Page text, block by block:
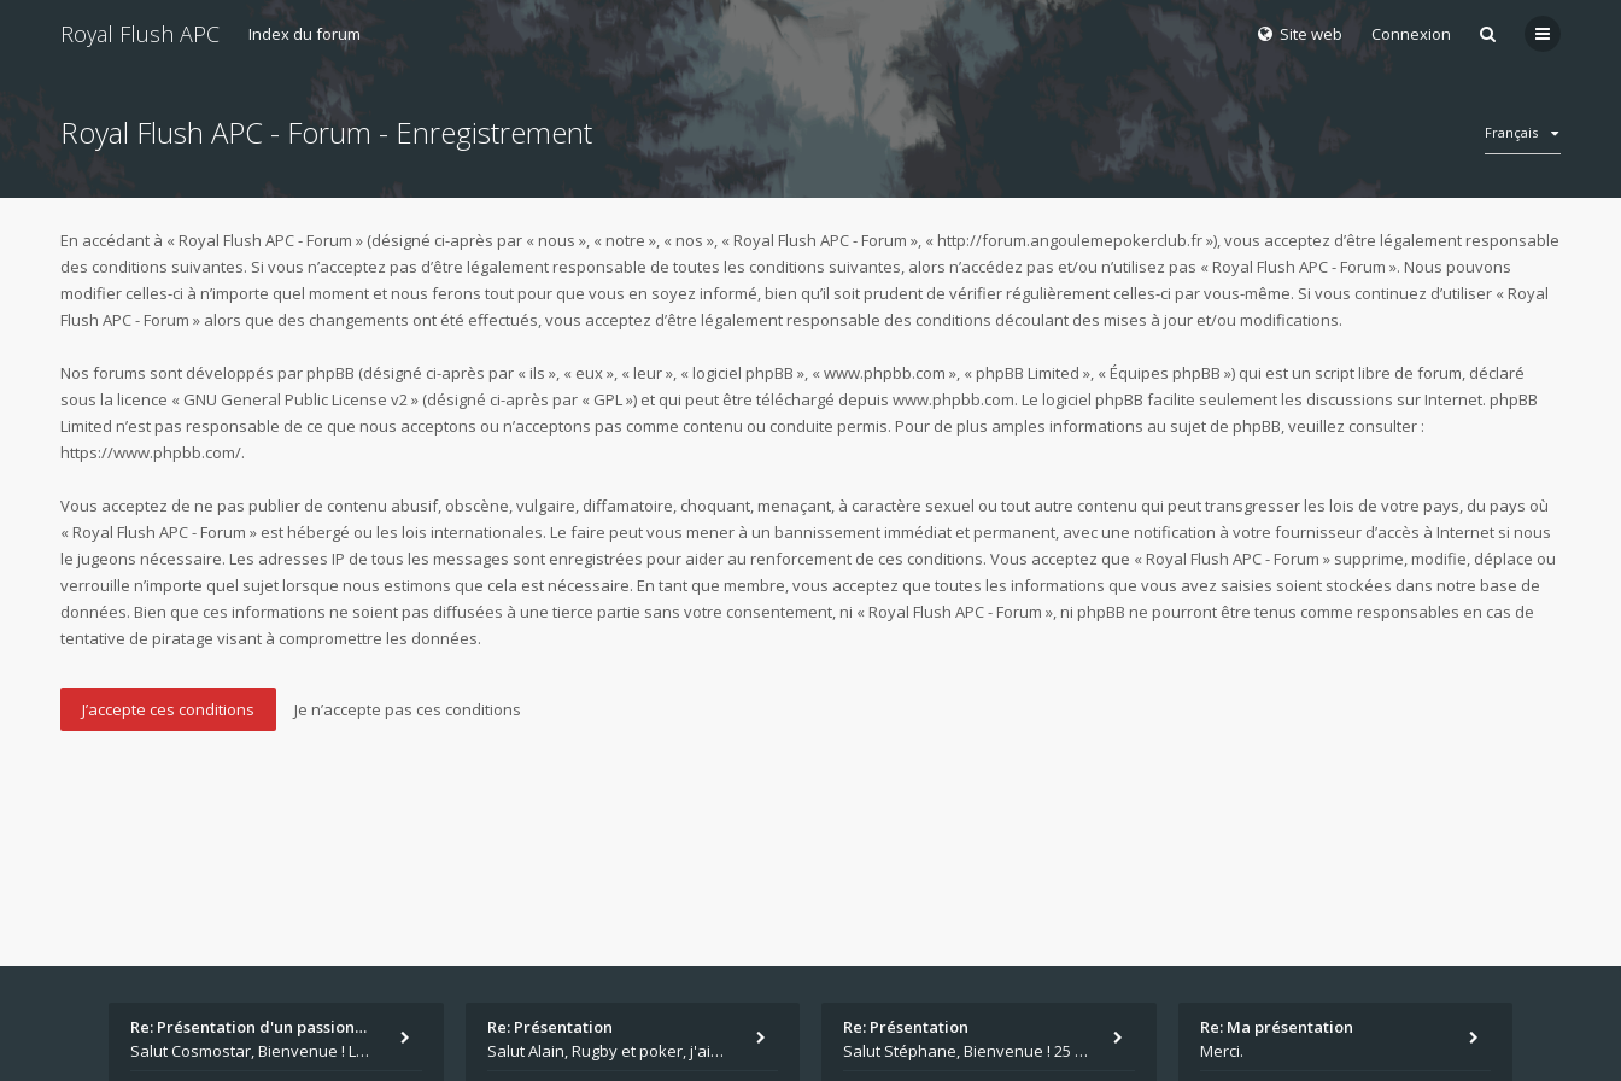
Royal Flush APC Site web Connexion
Index du forum
Royal Flush APC - Forum - Enregistrement Français
En accédant à « Royal Flush APC - Forum » (désigné ci-après par « nous », « notre », « nos », « Royal Flush APC - Forum », « http://forum.angoulemepokerclub.fr »), vous acceptez d’être légalement responsable
des conditions suivantes. Si vous n’acceptez pas d’être légalement responsable de toutes les conditions suivantes, alors n’accédez pas et/ou n’utilisez pas « Royal Flush APC - Forum ». Nous pouvons
modifier celles-ci à n’importe quel moment et nous ferons tout pour que vous en soyez informé, bien qu’il soit prudent de vérifier régulièrement celles-ci par vous-même. Si vous continuez d’utiliser « Royal
Flush APC - Forum » alors que des changements ont été effectués, vous acceptez d’être légalement responsable des conditions découlant des mises à jour et/ou modifications.
Nos forums sont développés par phpBB (désigné ci-après par « ils », « eux », « leur », « logiciel phpBB », « www.phpbb.com », « phpBB Limited », « Équipes phpBB ») qui est un script libre de forum, déclaré
sous la licence « GNU General Public License v2» (désigné ci-après par « GPL ») et qui peut être téléchargé depuis www.phpbb.com. Le logiciel phpBB facilite seulement les discussions sur Internet. phpBB
Limited n’est pas responsable de ce que nous acceptons ou n’acceptons pas comme contenu ou conduite permis. Pour de plus amples informations au sujet de phpBB, veuillez consulter :
https://www.phpbb.com/.
Vous acceptez de ne pas publier de contenu abusif, obscène, vulgaire, diffamatoire, choquant, menaçant, à caractère sexuel ou tout autre contenu qui peut transgresser les lois de votre pays, du pays où
« Royal Flush APC - Forum » est hébergé ou les lois internationales. Le faire peut vous mener à un bannissement immédiat et permanent, avec une notification à votre fournisseur d’accès à Internet si nous
le jugeons nécessaire. Les adresses IP de tous les messages sont enregistrées pour aider au renforcement de ces conditions. Vous acceptez que « Royal Flush APC - Forum » supprime, modifie, déplace ou
verrouille n’importe quel sujet lorsque nous estimons que cela est nécessaire. En tant que membre, vous acceptez que toutes les informations que vous avez saisies soient stockées dans notre base de
données. Bien que ces informations ne soient pas diffusées à une tierce partie sans votre consentement, ni « Royal Flush APC - Forum », ni phpBB ne pourront être tenus comme responsables en cas de
tentative de piratage visant à compromettre les données.
Re: Présentation d'un passion…
Salut Cosmostar, Bienvenue ! Les paris sportifs en plus du poker, c'est ce que je fais aussi. Surtout la NBA, je mise su
Re: Présentation
Salut Alain, Rugby et poker, j'aime bien le mélange. Tu suis le rugby du coin ? Moi j'essaie d'aller voir des matchs de
Re: Présentation
Salut Stéphane, Bienvenue ! 25 ans de poker c'est du vécu quand même. Moi je suis relativementnouveau (2018) mais j'ai a
Re: Ma présentation
Merci.